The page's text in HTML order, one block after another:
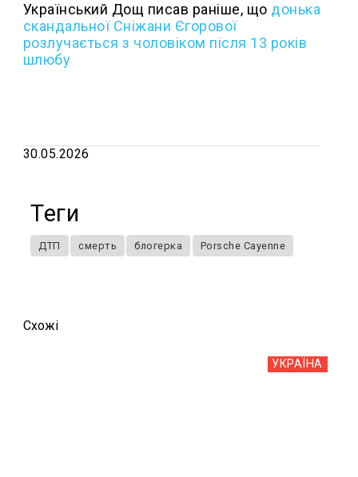
Український Дощ писав раніше, що донька
скандальної Сніжани Єгорової
розлучається з чоловіком після 13 років
шлюбу
30.05.2026
Теги
ДТП смерть блогерка Porsche Cayenne
Схожi
УКРАЇНА